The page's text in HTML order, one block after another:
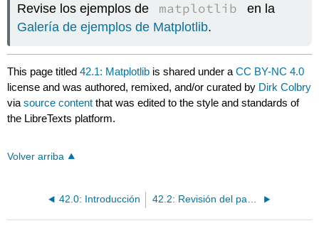
Revise los ejemplos de matplotlib
en la
Galería de ejemplos de Matplotlib.
This page titled42.1: Matplotlib is shared under aCC BY-NC 4.0
license and was authored, remixed, and/or curated by Dirk Colbry
viasource content that was edited to the style and standards of
the LibreTexts platform.
Volver arriba
42.0: Introducción 42.2: Revisión del paquete Python Math